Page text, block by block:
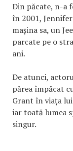
Din păcate, n-a
în 2001,
mașina sa, un
parcate pe o
ani.
De atunci,
părea împăcat
Grant în viața
iar toată lumea
singur.